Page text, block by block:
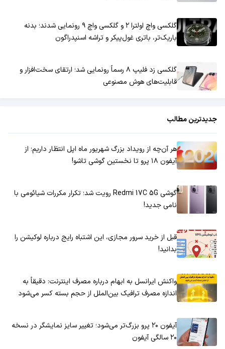
گلکسی واچ اولترا ۲ و گلکسی واچ ۹ رونمایی شدند؛ بدنه
باریک‌تر، باتری غول‌پیکر و تراشه اسنپدراگون
گلکسی زد فلیپ ۸ رسماً رونمایی شد؛ ارتقای سخت‌افزار و
قابلیت‌های هوش مصنوعی
جدیدترین مطالب
هر آن‌چه از رویداد بزرگ شهریور ماه اپل انتظار داریم؛ از
آیفون ۱۸ پرو تا نخستین گوشی تاشو!
گوشی Redmi 17C 5G رویت شد؛ تکرار مکررات شیائومی با
نامی جدید!
قبل از خرید سرور مجازی، این اشتباه رایج درباره لوکیشن را
بدانید!
واکنش ایرانسل به ابهام درباره مصرف اینترنت: دقیقاً به
اندازه مصرف ترافیک بین‌الملل از حجم بسته کسر می‌شود
آیفون ۲۰ پرو بزرگ‌تر می‌شود؛ تغییر سایز نمایشگر در نسخه
۲۰ سالگی آیفون